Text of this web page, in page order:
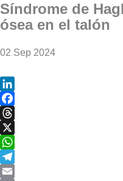
Síndrome de
ósea en el talón
02 Sep 2024
LinkedIn
Facebook
Threads
X
WhatsApp
Telegram